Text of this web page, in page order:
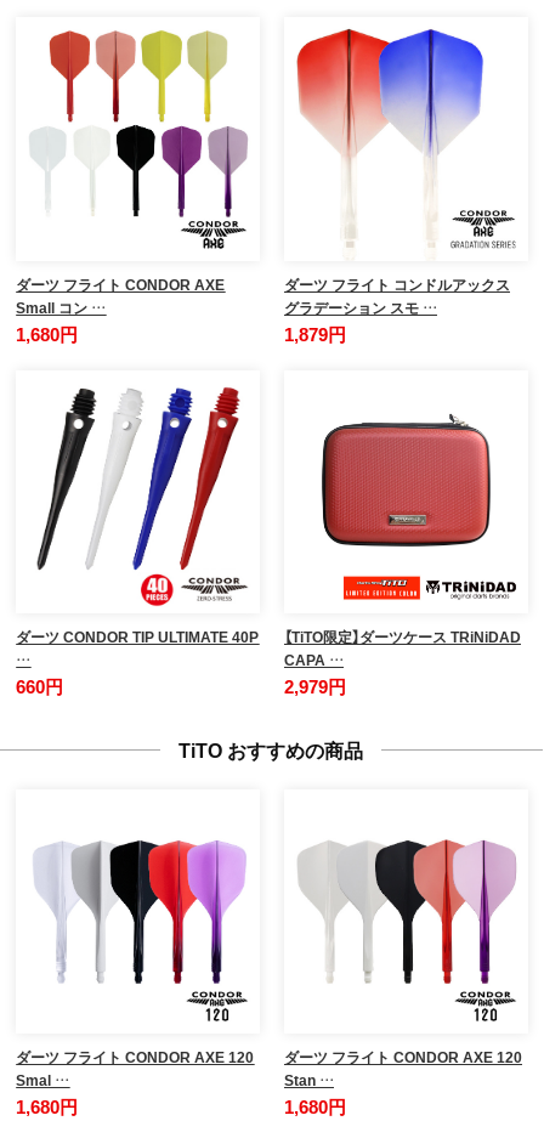
ダーツ フライト CONDOR AXE
Small コン …
1,680円
ダーツ フライト コンドルアックス
グラデーション スモ …
1,879円
ダーツ CONDOR TIP ULTIMATE 40P
…
660円
【TiTO限定】ダーツケース TRiNiDAD
CAPA …
2,979円
TiTO おすすめの商品
ダーツ フライト CONDOR AXE 120
Smal …
1,680円
ダーツ フライト CONDOR AXE 120
Stan …
1,680円